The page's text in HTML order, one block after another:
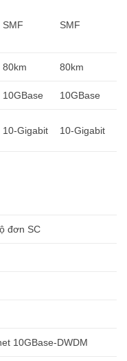
SMF SMF
80km 80km
10GBase 10GBase
10-Gigabit 10-Gigabit
đơn SC
10GBase-DWDM